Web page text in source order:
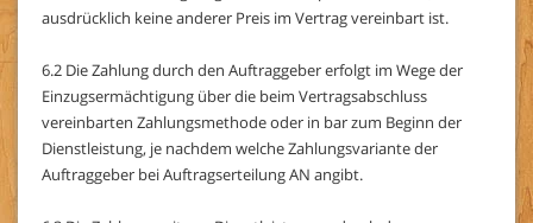
ausdrücklich keine anderer Preis im Vertrag vereinbart ist.
6.2 Die Zahlung durch den Auftraggeber erfolgt im Wege der
Einzugsermächtigung über die beim Vertragsabschluss
vereinbarten Zahlungsmethode oder in bar zum Beginn der
Dienstleistung, je nachdem welche Zahlungsvariante der
Auftraggeber bei Auftragserteilung AN angibt.